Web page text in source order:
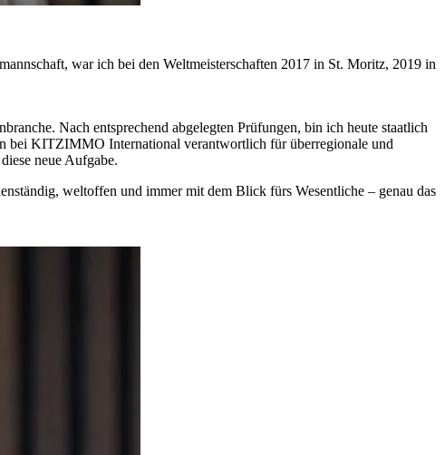
war ich bei den Weltmeisterschaften 2017 in St. Moritz, 2019 in
Nach entsprechend abgelegten Prüfungen, bin ich heute staatlich
bei KITZIMMO International verantwortlich für überregionale und
neue Aufgabe.
weltoffen und immer mit dem Blick fürs Wesentliche – genau das